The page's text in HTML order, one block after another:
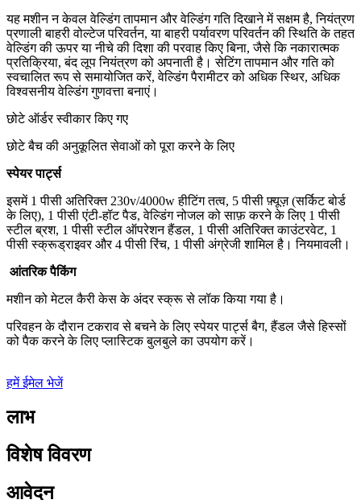
यह मशीन न केवल वेल्डिंग तापमान और वेल्डिंग गति दिखाने में सक्षम है, नियंत्रण
प्रणाली बाहरी वोल्टेज परिवर्तन, या बाहरी पर्यावरण परिवर्तन की स्थिति के तहत
वेल्डिंग की ऊपर या नीचे की दिशा की परवाह किए बिना, जैसे कि नकारात्मक
प्रतिक्रिया, बंद लूप नियंत्रण को अपनाती है। सेटिंग तापमान और गति को
स्वचालित रूप से समायोजित करें, वेल्डिंग पैरामीटर को अधिक स्थिर, अधिक
विश्वसनीय वेल्डिंग गुणवत्ता बनाएं।
छोटे ऑर्डर स्वीकार किए गए
छोटे बैच की अनुकूलित सेवाओं को पूरा करने के लिए
स्पेयर पार्ट्स
इसमें 1 पीसी अतिरिक्त 230v/4000w हीटिंग तत्व, 5 पीसी फ़्यूज़ (सर्किट बोर्ड
के लिए), 1 पीसी एंटी-हॉट पैड, वेल्डिंग नोजल को साफ़ करने के लिए 1 पीसी
स्टील ब्रश, 1 पीसी स्टील ऑपरेशन हैंडल, 1 पीसी अतिरिक्त काउंटरवेट, 1
पीसी स्क्रूड्राइवर और 4 पीसी रिंच, 1 पीसी अंग्रेजी शामिल है। नियमावली।
आंतरिक पैकिंग
मशीन को मेटल कैरी केस के अंदर स्क्रू से लॉक किया गया है।
परिवहन के दौरान टकराव से बचने के लिए स्पेयर पार्ट्स बैग, हैंडल जैसे हिस्सों
को पैक करने के लिए प्लास्टिक बुलबुले का उपयोग करें।
हमें ईमेल भेजें
लाभ
विशेष विवरण
आवेदन